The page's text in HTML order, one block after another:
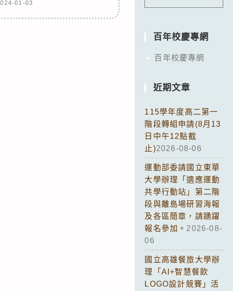
01-03
百年校慶專網
百年校慶專網
近期文章
115學年度高二第一
階段轉組申請(8月13
日中午12點截
止)2026-08-06
運動部委請國立東華
大學辦理「適應運動
共學行動站」第二階
段與離島場研習海報
及各區簡章，請踴躍
報名參加。 2026-08-
06
國立高雄餐旅大學辦
理「AI+智慧餐飲
LOGO設計競賽」活